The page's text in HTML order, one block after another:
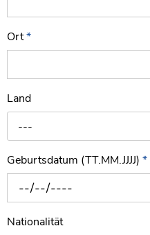
Ort*
Land
---
Geburtsdatum (TT.MM.JJJJ) *
Nationalität